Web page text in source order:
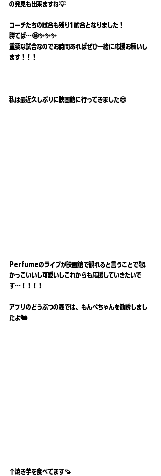
の発見も出来ますね💡
コーチたちの試合も残り1試合となりました！
勝てば…🤩✨✨✨
重要な試合なのでお時間あればぜひ一緒に応援お願いし
ます！！！
私は最近久しぶりに映画館に行ってきました😎
Perfumeのライブが映画館で観れると言うことで🥰
かっこいいし可愛いしこれからも応援していきたいで
す…！！！！
アプリのどうぶつの森では、もんぺちゃんを勧誘しまし
たよ🐿
↑焼き芋を食べてます🍠